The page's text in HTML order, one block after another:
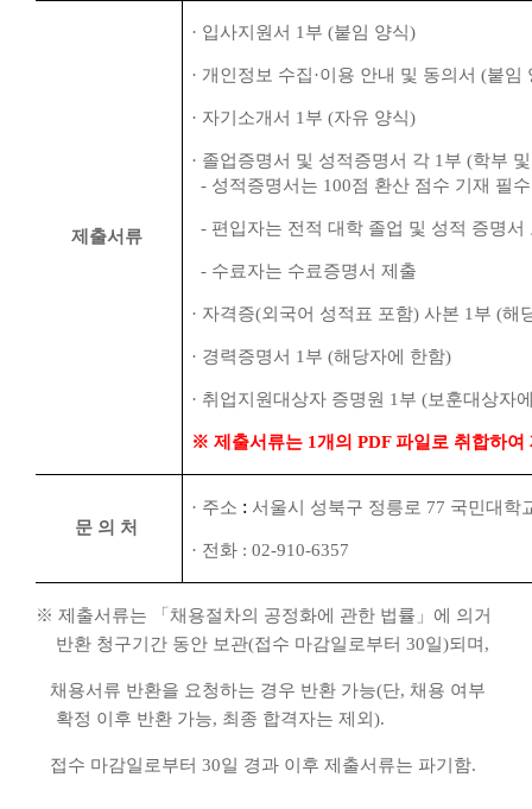
제출서류
· 입사지원서 1 부 (붙임 양식)
· 개인정보 수집·이용 안내 및 동의서 (붙임
· 자기소개서 1 부 (자유 양식)
· 졸업증명서 및 성적증명서 각 1 부 (학부
- 성적증명서는 100점 환산 점수 기재 필수
- 편입자는 전적 대학 졸업 및 성적 증명서
- 수료자는 수료증명서 제출
· 자격증(외국어 성적표 포함) 사본 1 부 (해
· 경력증명서 1 부 (해당자에 한함)
· 취업지원대상자 증명원 1 부 (보훈대상자
※ 제출서류는 1개의 PDF파일로 취합하여
문 의 처
· 주소 : 서울시 성북구 정릉로 77 국민대학
· 전화 : 02-910-6357
※ 제출서류는 「 채용절차의 공정화에 관한 법률 」 에 의거
반환 청구기간 동안 보관(접수 마감일로부터30일)되며 ,
채용서류 반환을 요청하는 경우 반환 가능(단, 채용 여부
확정 이후 반환 가능, 최종 합격자는 제외).
접수 마감일로부터 30일 경과 이후 제출서류는 파기함.